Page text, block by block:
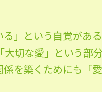
」という自覚があ
切な愛」という部
を築くためにも「